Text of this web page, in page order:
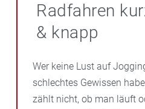
Radfahren
& knapp
Wer keine Lust auf
schlechtes Gewissen
zählt nicht, ob man läuft